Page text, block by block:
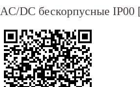
AC/DC бескорпусные